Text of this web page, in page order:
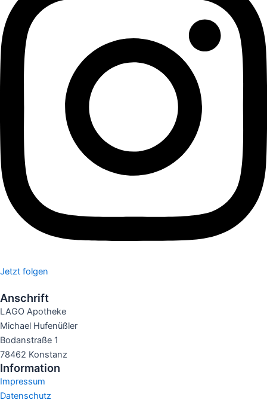
Jetzt folgen
Anschrift
LAGO Apotheke
Michael Hufenüßler
Bodanstraße 1
78462 Konstanz
Information
Impressum
Datenschutz